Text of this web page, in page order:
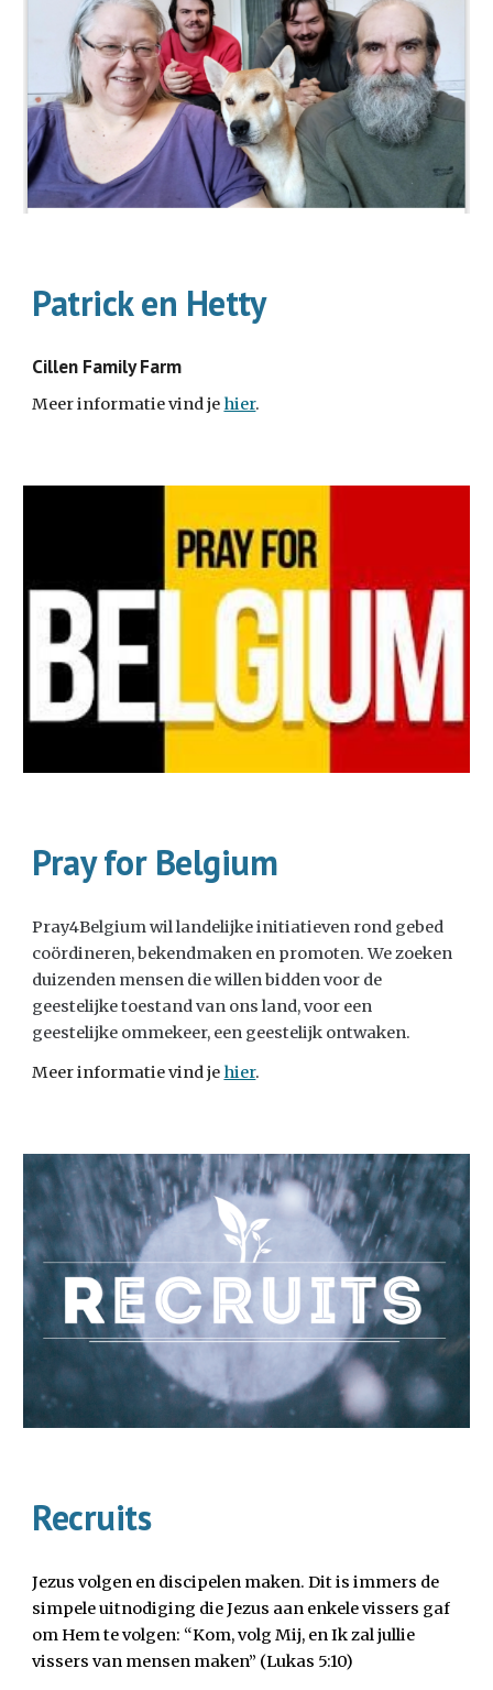
Patrick en Hetty
Cillen Family Farm
Meer informatie vind je hier.
Pray for Belgium
Pray4Belgium wil landelijke initiatieven rond gebed
coördineren, bekendmaken en promoten. We zoeken
duizenden mensen die willen bidden voor de
geestelijke toestand van ons land, voor een
geestelijke ommekeer, een geestelijk ontwaken.
Meer informatie vind je hier.
Recruits
Jezus volgen en discipelen maken. Dit is immers de
simpele uitnodiging die Jezus aan enkele vissers gaf
om Hem te volgen: “Kom, volg Mij, en Ik zal jullie
vissers van mensen maken” (Lukas 5:10)